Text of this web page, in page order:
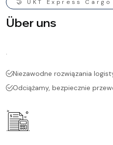
🤝 UKT Express Cargo
Über uns
.
Niezawodne rozwiązania
Odciążamy, bezpiecznie